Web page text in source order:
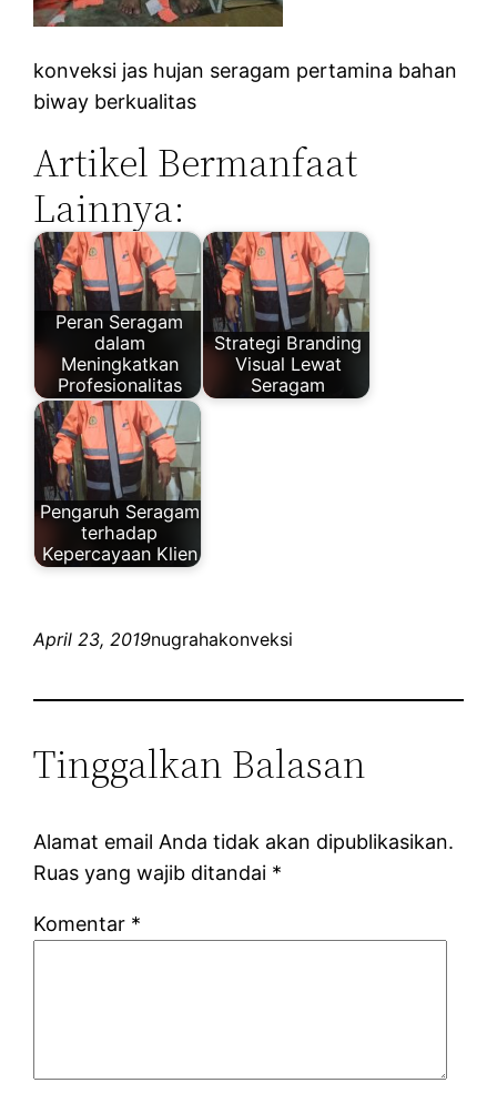
konveksi jas hujan seragam pertamina bahan
biway berkualitas
Artikel Bermanfaat
Lainnya:
Peran Seragam
dalam
Meningkatkan
Profesionalitas
Strategi Branding
Visual Lewat
Seragam
Pengaruh Seragam
terhadap
Kepercayaan Klien
April 23, 2019nugrahakonveksi
Tinggalkan Balasan
Alamat email Anda tidak akan dipublikasikan.
Ruas yang wajib ditandai *
Komentar *